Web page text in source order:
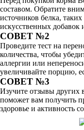
составом. Обратите
источников белка,
искусственных добавок
СОВЕТ №2
Проведите тест на
количества, чтобы
аллергии или
увеличивайте порцию,
СОВЕТ №3
Изучите отзывы других
поможет вам получить
здоровье и активность